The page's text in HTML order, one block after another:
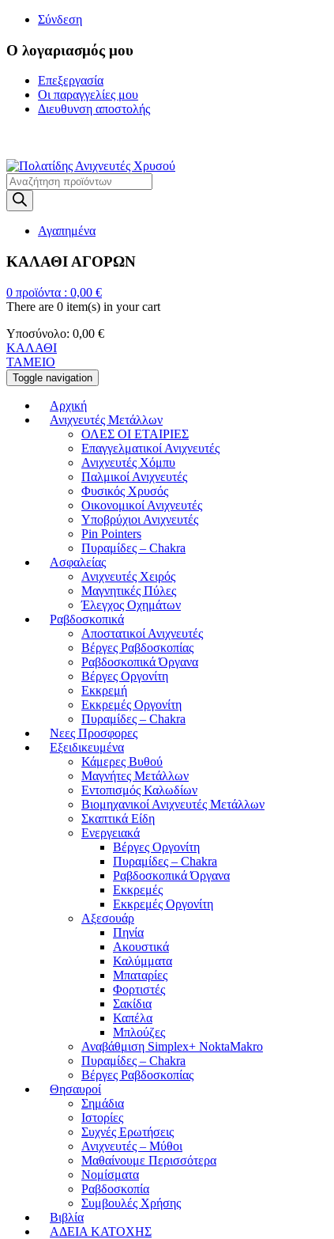
Σύνδεση
Ο λογαριασμός μου
Επεξεργασία
Οι παραγγελίες μου
Διευθυνση αποστολής
Products
search
Αγαπημένα
ΚΑΛΑΘΙ ΑΓΟΡΩΝ
0 προϊόντα : 0,00 €
There are 0 item(s) in your cart
Υποσύνολο: 0,00 €
ΚΑΛΑΘΙ
ΤΑΜΕΙΟ
Toggle navigation
Αρχική
Ανιχνευτές Μετάλλων
ΟΛΕΣ ΟΙ ΕΤΑΙΡΙΕΣ
Επαγγελματικοί Ανιχνευτές
Ανιχνευτές Χόμπυ
Παλμικοί Ανιχνευτές
Φυσικός Χρυσός
Οικονομικοί Ανιχνευτές
Υποβρύχιοι Ανιχνευτές
Pin Pointers
Πυραμίδες – Chakra
Ασφαλείας
Ανιχνευτές Χειρός
Μαγνητικές Πύλες
Έλεγχος Οχημάτων
Ραβδοσκοπικά
Αποστατικοί Ανιχνευτές
Βέργες Ραβδοσκοπίας
Ραβδοσκοπικά Όργανα
Βέργες Οργονίτη
Εκκρεμή
Εκκρεμές Οργονίτη
Πυραμίδες – Chakra
Νεες Προσφορες
Εξειδικευμένα
Κάμερες Βυθού
Μαγνήτες Μετάλλων
Εντοπισμός Καλωδίων
Βιομηχανικοί Ανιχνευτές Μετάλλων
Σκαπτικά Είδη
Ενεργειακά
Βέργες Οργονίτη
Πυραμίδες – Chakra
Ραβδοσκοπικά Όργανα
Εκκρεμές
Εκκρεμές Οργονίτη
Αξεσουάρ
Πηνία
Ακουστικά
Καλύμματα
Μπαταρίες
Φορτιστές
Σακίδια
Καπέλα
Μπλούζες
Αναβάθμιση Simplex+ NoktaMakro
Πυραμίδες – Chakra
Βέργες Ραβδοσκοπίας
Θησαυροί
Σημάδια
Ιστορίες
Συχνές Ερωτήσεις
Ανιχνευτές – Μύθοι
Μαθαίνουμε Περισσότερα
Νομίσματα
Ραβδοσκοπία
Συμβουλές Χρήσης
Βιβλία
ΑΔΕΙΑ ΚΑΤΟΧΗΣ